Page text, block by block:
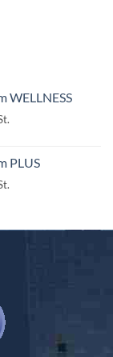
WELLNESS
PLUS